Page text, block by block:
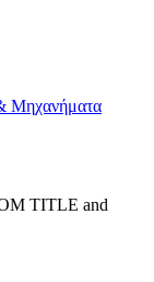
Μηχανήματα
TITLE and